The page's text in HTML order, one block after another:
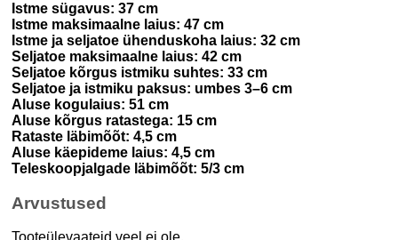
Istme sügavus: 37 cm
Istme maksimaalne laius: 47 cm
Istme ja seljatoe ühenduskoha laius: 32 cm
Seljatoe maksimaalne laius: 42 cm
Seljatoe kõrgus istmiku suhtes: 33 cm
Seljatoe ja istmiku paksus: umbes 3–6 cm
Aluse kogulaius: 51 cm
Aluse kõrgus ratastega: 15 cm
Rataste läbimõõt: 4,5 cm
Aluse käepideme laius: 4,5 cm
Teleskoopjalgade läbimõõt: 5/3 cm
Arvustused